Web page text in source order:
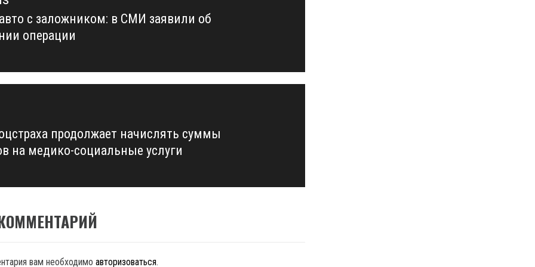
с заложником: в СМИ заявили об
операции
продолжает начислять суммы
на медико-социальные услуги
вам необходимо авторизоваться.